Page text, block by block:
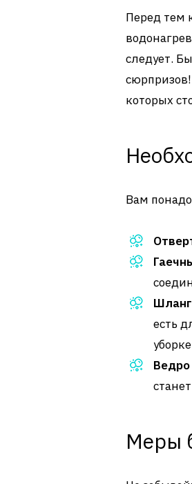
Перед тем
следует.
которых
Вам
Шланг
есть
Ведро
Меры